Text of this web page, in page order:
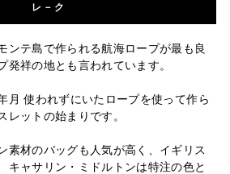
レ－ク
ンテ島で作られる航海ロープが最も良
発祥の地とも言われています。
月 使われずにいたロープを使って作ら
レットの始まりです。
素材のバッグも人気が高く、イギリス
キャサリン・ミドルトンは特注の色と